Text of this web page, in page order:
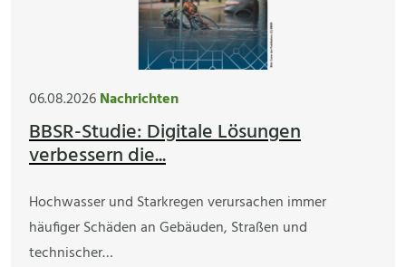
06.08.2026Nachrichten
BBSR-Studie: Digitale Lösungen
verbessern die...
Hochwasser und Starkregen verursachen immer
häufiger Schäden an Gebäuden, Straßen und
technischer…